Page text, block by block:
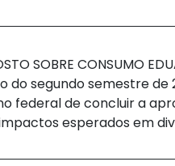
SOBRE CONSUMO
segundo semestre
de concluir a
esperados em